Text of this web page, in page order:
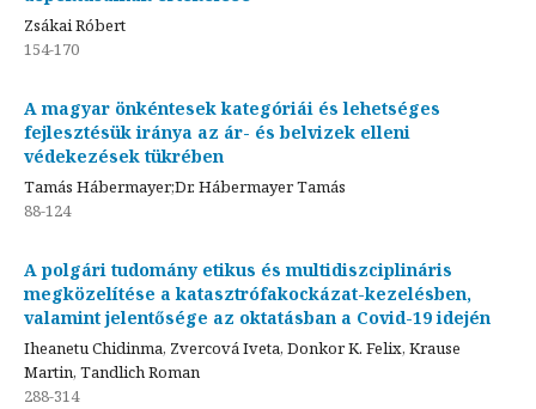
Zsákai Róbert
154-170
A magyar önkéntesek kategóriái és lehetséges
fejlesztésük iránya az ár- és belvizek elleni
védekezések tükrében
Tamás Hábermayer;Dr. Hábermayer Tamás
88-124
A polgári tudomány etikus és multidiszciplináris
megközelítése a katasztrófakockázat-kezelésben,
valamint jelentősége az oktatásban a Covid-19 idején
Iheanetu Chidinma, Zvercová Iveta, Donkor K. Felix, Krause
Martin, Tandlich Roman
288-314